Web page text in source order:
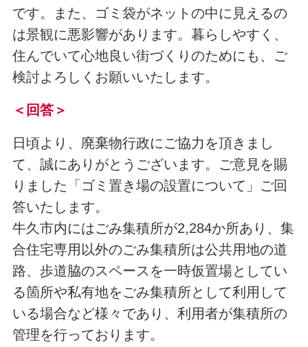
です。また、ゴミ袋がネットの中に見えるの
は景観に悪影響があります。暮らしやすく、
住んでいて心地良い街づくりのためにも、ご
検討よろしくお願いいたします。
＜回答＞
日頃より、廃棄物行政にご協力を頂きまし
て、誠にありがとうございます。ご意見を賜
りました「ゴミ置き場の設置について」ご回
答いたします。
牛久市内にはごみ集積所が2,284か所あり、集
合住宅専用以外のごみ集積所は公共用地の道
路、歩道脇のスペースを一時仮置場としてい
る箇所や私有地をごみ集積所として利用して
いる場合など様々であり、利用者が集積所の
管理を行っております。